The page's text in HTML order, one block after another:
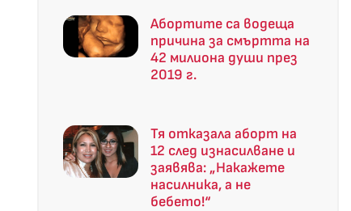
Абортите са водеща
причина за смъртта на
42 милиона души през
2019 г.
Тя отказала аборт на
12 след изнасилване и
заявява: „Накажете
насилника, а не
бебето!“